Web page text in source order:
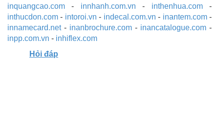
inquangcao.com - innhanh.com.vn - inthenhua.com-
inthucdon.com - intoroi.vn - indecal.com.vn - inantem.com-
innamecard.net- inanbrochure.com - inancatalogue.com -
inpp.com.vn - inhiflex.com
Hỏi đáp